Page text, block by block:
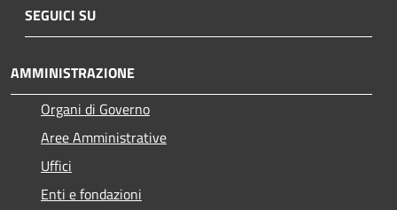
SEGUICI SU
AMMINISTRAZIONE
Organi di Governo
Aree Amministrative
Uffici
Enti e fondazioni